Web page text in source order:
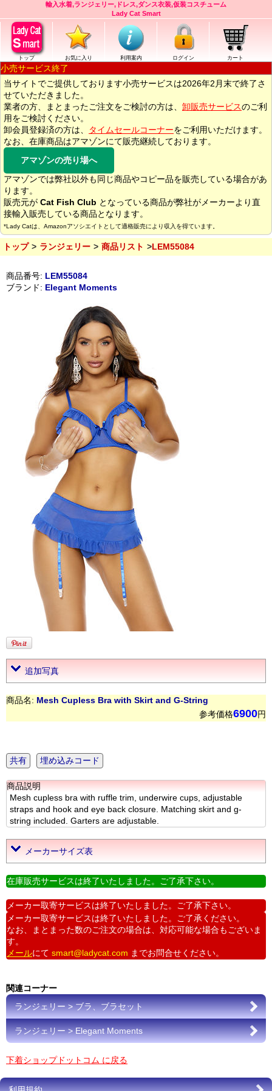
輸入水着,ランジェリー,ドレス,ダンス衣装,仮装コスチューム
Lady Cat Smart
トップ お気に入り 利用案内 ログイン カート
小売サービス終了
当サイトでご提供しております小売サービスは2026年2月末で終了さ
せていただきました。
業者の方、まとまったご注文をご検討の方は、 卸販売サービスのご利
用をご検討ください。
卸会員登録済の方は、
タイムセールコーナーをご利用いただけます。
なお、在庫商品はアマゾンにて販売継続しております。
アマゾンの売り場へ
アマゾンでは弊社以外も同じ商品やコピー品を販売している場合があ
ります。
販売元が Cat Fish Club となっている商品が弊社がメーカーより直
接輸入販売している商品となります。
*Lady Catは、Amazonアソシエイトとして適格販売により収入を得ています。
トップ ランジェリー 商品リスト LEM55084
商品番号: LEM55084
ブランド: Elegant Moments
追加写真
商品名: Mesh Cupless Bra with Skirt and G-String
参考価格6900円
共有 埋め込みコード
商品説明
Mesh cupless bra with ruffle trim, underwire cups, adjustable
straps and hook and eye back closure. Matching skirt and g-
string included. Garters are adjustable.
メーカーサイズ表
在庫販売サービスは終了いたしました。ご了承下さい。
メーカー取寄サービスは終了いたしました。ご了承下さい。
メーカー取寄サービスは終了いたしました。ご了承ください。
なお、まとまった数のご注文の場合は、対応可能な場合もございま
す。
メールにて smart@ladycat.com までお問合せください。
関連コーナー
ランジェリー > ブラ、ブラセット
ランジェリー > Elegant Moments
下着ショップドットコム に戻る